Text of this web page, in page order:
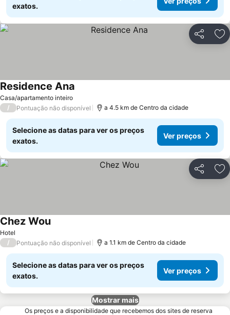
exatos.
Partilhar
Casa/apartamento inteiro
Residence Ana
/ Pontuação não disponível a 4.5 km de Centro da cidade
Selecione as datas para ver os preços
exatos.
Ver preços
Partilhar
Hotel
Chez Wou
/ Pontuação não disponível a 1.1 km de Centro da cidade
Selecione as datas para ver os preços
exatos.
Ver preços
Mostrar mais
Os preços e a disponibilidade que recebemos dos sites de reserva